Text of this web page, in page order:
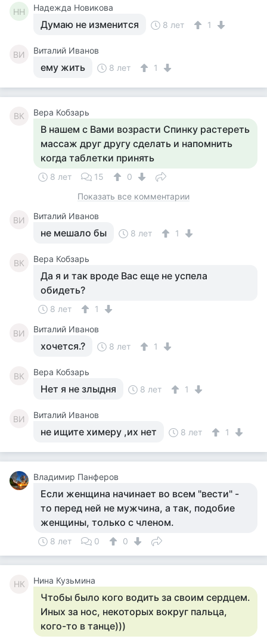
НН Надежда Новикова
Думаю не изменится 8 лет 1
ВИ Виталий Иванов
ему жить 8 лет 1
ВК Вера Кобзарь
В нашем с Вами возрасти Спинку растереть
массаж друг другу сделать и напомнить
когда таблетки принять
8 лет 15
0
Показать все комментарии
ВИ Виталий Иванов
не мешало бы 8 лет 1
ВК Вера Кобзарь
Да я и так вроде Вас еще не успела
обидеть?
8 лет 1
ВИ Виталий Иванов
хочется.? 8 лет 1
ВК Вера Кобзарь
Нет я не злыдня 8 лет 1
ВИ Виталий Иванов
не ищите химеру ,их нет 8 лет 1
Владимир Панферов
Если женщина начинает во всем "вести" -
то перед ней не мужчина, а так, подобие
женщины, только с членом.
8 лет 0 0
НК Нина Кузьмина
Чтобы было кого водить за своим сердцем.
Иных за нос, некоторых вокруг пальца,
кого-то в танце)))